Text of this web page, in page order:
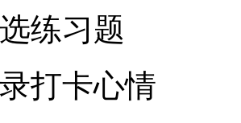
练习题
打卡心情